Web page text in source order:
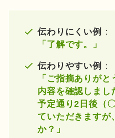
伝わりにくい例 ：
「了解です。」
伝わりやすい例 ：
「ご指摘ありが
内容を確認しまし
予定通り2日後（
ていただきますが
か？」